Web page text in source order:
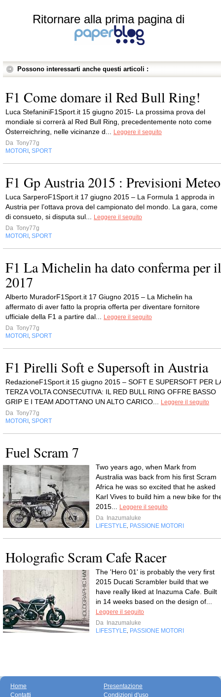
Ritornare alla prima pagina di
Possono interessarti anche questi articoli :
F1 Come domare il Red Bull Ring!
Luca StefaniniF1Sport.it 15 giugno 2015- La prossima prova del
mondiale si correrà al Red Bull Ring, precedentemente noto come
Österreichring, nelle vicinanze d... Leggere il seguito
Da Tony77g
MOTORI , SPORT
F1 Gp Austria 2015 : Previsioni Meteo
Luca SarperoF1Sport.it 17 giugno 2015 – La Formula 1 approda in
Austria per l’ottava prova del campionato del mondo. La gara, come
di consueto, si disputa sul... Leggere il seguito
Da Tony77g
MOTORI , SPORT
F1 La Michelin ha dato conferma per il
2017
Alberto MuradorF1Sport.it 17 Giugno 2015 – La Michelin ha
affermato di aver fatto la propria offerta per diventare fornitore
ufficiale della F1 a partire dal... Leggere il seguito
Da Tony77g
MOTORI , SPORT
F1 Pirelli Soft e Supersoft in Austria
RedazioneF1Sport.it 15 giugno 2015 – SOFT E SUPERSOFT PER
TERZA VOLTA CONSECUTIVA: IL RED BULL RING OFFRE BASSO
GRIP E I TEAM ADOTTANO UN ALTO CARICO... Leggere il seguito
Da Tony77g
MOTORI , SPORT
Fuel Scram 7
Two years ago, when Mark from
Australia was back from his first Scram
Africa he was so excited that he asked
Karl Vives to build him a new bike for
2015... Leggere il seguito
Da
Inazumaluke
LIFESTYLE, PASSIONE MOTORI
Holografic Scram Cafe Racer
The 'Hero 01' is probably the very first
2015 Ducati Scrambler build that we
have really liked at Inazuma Cafe. Built
in 14 weeks based on the design of...
Leggere il seguito
Da
Inazumaluke
LIFESTYLE, PASSIONE MOTORI
Home
Contatti
Presentazione
Condizioni d'uso